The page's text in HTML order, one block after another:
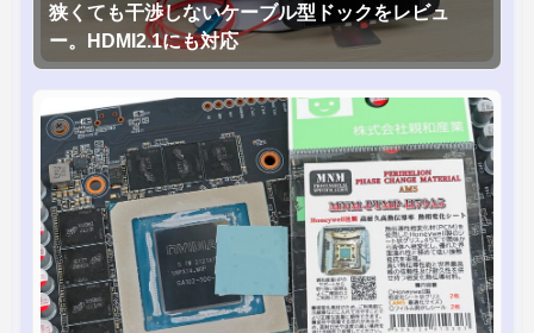
狭くても干渉しないケーブル型ドックをレビュ
ー。HDMI2.1にも対応